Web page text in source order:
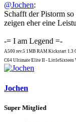
@Jochen:
Schafft der Pistorm
zeigen eher eine
-= I am Legend =-
A500 rev.5 1MB RAM Kickstart 1.3
C64 Ultimate Elite II - LittleSixteen
Jochen
Super Mitglied